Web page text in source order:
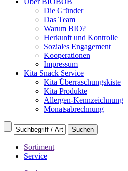
Über BIOBOB
Die Gründer
Das Team
Warum BIO?
Herkunft und Kontrolle
Soziales Engagement
Kooperationen
Impressum
Kita Snack Service
Kita Überraschungskiste
Kita Produkte
Allergen-Kennzeichnung
Monatsabrechnung
Sortiment
Service